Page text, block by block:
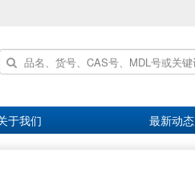
于我们 最新动态